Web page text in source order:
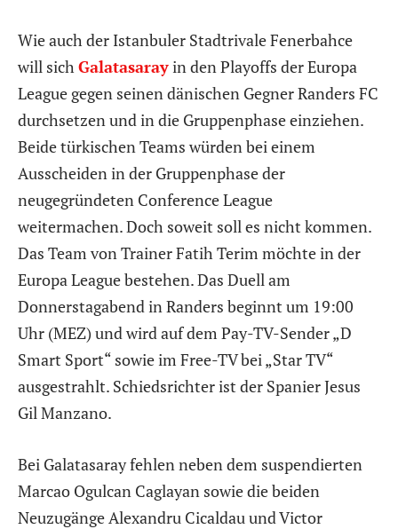
Wie auch der Istanbuler Stadtrivale Fenerbahce
will sichGalatasarayin den Playoffs der Europa
League gegen seinen dänischen Gegner Randers FC
durchsetzen und in die Gruppenphase einziehen.
Beide türkischen Teams würden bei einem
Ausscheiden in der Gruppenphase der
neugegründeten Conference League
weitermachen. Doch soweit soll es nicht kommen.
Das Team von Trainer Fatih Terim möchte in der
Europa League bestehen. Das Duell am
Donnerstagabend in Randers beginnt um 19:00
Uhr (MEZ) und wird auf dem Pay-TV-Sender „D
Smart Sport“ sowie im Free-TV bei „Star TV“
ausgestrahlt. Schiedsrichter ist der Spanier Jesus
Gil Manzano.
Bei Galatasaray fehlen neben dem suspendierten
Marcao Ogulcan Caglayan sowie die beiden
Neuzugänge Alexandru Cicaldau und Victor